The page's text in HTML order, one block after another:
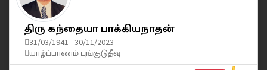
திரு கந்தையா பாக்கியநாதன்
31/03/1941 - 30/11/2023
யாழ்ப்பாணம் புங்குடுதீவு